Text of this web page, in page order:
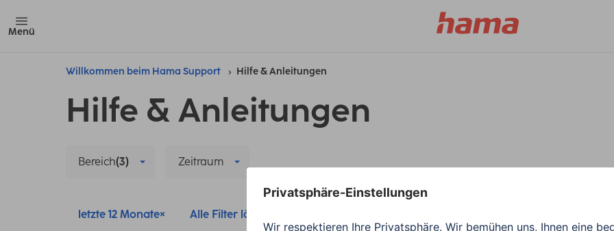
Menü
Willkommen beim Hama Support Hilfe & Anleitungen
Hilfe & Anleitungen
Bereich(3) Zeitraum
letzte 12 Monate Alle Filter löschen